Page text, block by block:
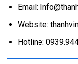
Email:
Website:
Hotline: